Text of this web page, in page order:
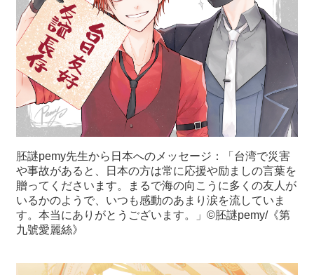
胚謎pemy先生から日本へのメッセージ：「台湾で災害
や事故があると、日本の方は常に応援や励ましの言葉を
贈ってくださいます。まるで海の向こうに多くの友人が
いるかのようで、いつも感動のあまり涙を流していま
す。本当にありがとうございます。」©胚謎pemy/《第
九號愛麗絲》